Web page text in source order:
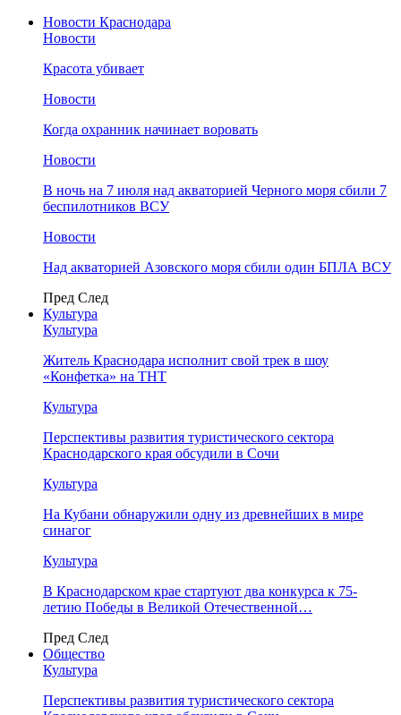
Новости Краснодара
Новости
Красота убивает
Новости
Когда охранник начинает воровать
Новости
В ночь на 7 июля над акваторией Черного моря сбили 7
беспилотников ВСУ
Новости
Над акваторией Азовского моря сбили один БПЛА ВСУ
Пред След
Культура
Культура
Житель Краснодара исполнит свой трек в шоу
«Конфетка» на ТНТ
Культура
Перспективы развития туристического сектора
Краснодарского края обсудили в Сочи
Культура
На Кубани обнаружили одну из древнейших в мире
синагог
Культура
В Краснодарском крае стартуют два конкурса к 75-
летию Победы в Великой Отечественной…
Пред След
Общество
Культура
Перспективы развития туристического сектора